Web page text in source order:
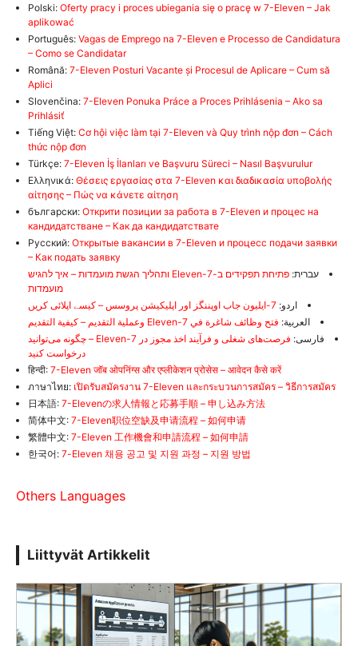
Polski: Oferty pracy i proces ubiegania się o pracę w 7-Eleven – Jak
aplikować
Português: Vagas de Emprego na 7-Eleven e Processo de Candidatura
– Como se Candidatar
Română: 7-Eleven Posturi Vacante și Procesul de Aplicare – Cum să
Aplici
Slovenčina: 7-Eleven Ponuka Práce a Proces Prihlásenia – Ako sa
Prihlásiť
Tiếng Việt: Cơ hội việc làm tại 7-Eleven và Quy trình nộp đơn – Cách
thức nộp đơn
Türkçe: 7-Eleven İş İlanları ve Başvuru Süreci – Nasıl Başvurulur
Ελληνικά: Θέσεις εργασίας στα 7-Eleven και διαδικασία υποβολής
αίτησης – Πώς να κάνετε αίτηση
български: Открити позиции за работа в 7-Eleven и процес на
кандидатстване – Как да кандидатствате
Русский: Открытые вакансии в 7-Eleven и процесс подачи заявки
– Как подать заявку
עברית:
פתיחת תפקידים ב-7-Eleven ותהליך הגשת מועמדות – איך להגיש
מועמדות
اردو: 7-ایلیون جاب اوپننگز اور اپلیکیشن پروسس – کیسے اپلائی کریں
العربية: فتح وظائف شاغرة في 7-Eleven وعملية التقديم – كيفية التقديم
فارسی:
فرصت‌های شغلی و فرآیند اخذ مجوز در 7-Eleven – چگونه می‌توانید
درخواست کنید
हिन्दी: 7-Eleven जॉब ओपनिंग्स और एप्लीकेशन प्रोसेस – आवेदन कैसे करें
ภาษาไทย: เปิดรับสมัครงาน 7-Eleven และกระบวนการสมัคร – วิธีการสมัคร
日本語: 7-Elevenの求人情報と応募手順 – 申し込み方法
简体中文: 7-Eleven职位空缺及申请流程 – 如何申请
繁體中文: 7-Eleven 工作機會和申請流程 – 如何申請
한국어: 7-Eleven 채용 공고 및 지원 과정 – 지원 방법
Others Languages
Liittyvät Artikkelit